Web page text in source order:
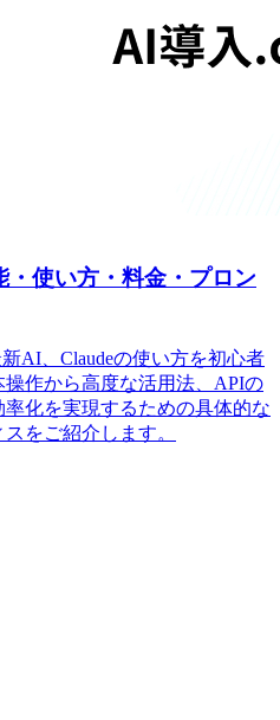
・使い方・料金・プロン
新AI、Claudeの使い方を初心者
作から高度な活用法、APIの
化を実現するための具体的な
をご紹介します。